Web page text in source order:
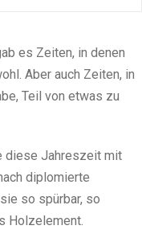
es Zeiten, in denen
Aber auch Zeiten, in
Teil von etwas zu
diese Jahreszeit mit
diplomierte
so spürbar, so
Holzelement.